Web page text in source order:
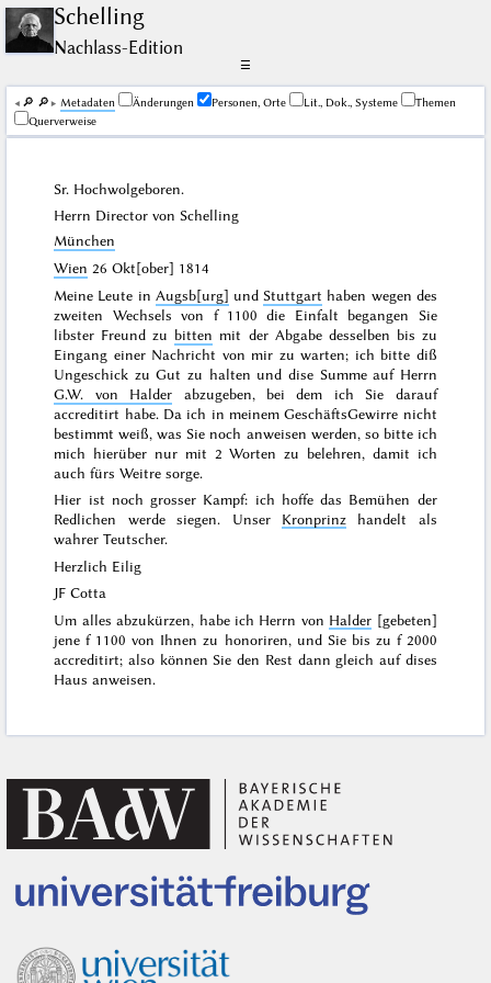
Schelling
Nachlass-Edition
☰
🔎︎ 🔎︎ Me­ta­da­ten Änderungen Personen, Orte Lit., Dok., Systeme
Themen
Querverweise
Sr. Hochwolgeboren.
Herrn Director von Schelling
München
Wien 26 Okt[ober] 1814
Meine Leute in Augsb[urg] undStuttgart haben wegen des
zweiten Wechsels von f 1100 die Einfalt begangen Sie
libster Freund zu bitten mit der Abgabe desselben bis zu
Eingang einer Nachricht von mir zu warten; ich bitte diß
Ungeschick zu Gut zu halten und dise Summe auf Herrn
G.W. von Halder abzugeben, bei dem ich Sie darauf
accreditirt habe. Da ich in meinem GeschäftsGewirre nicht
bestimmt weiß, was Sie noch anweisen werden, so bitte ich
mich hierüber nur mit 2 Worten zu belehren, damit ich
auch fürs Weitre sorge.
Hier ist noch grosser Kampf: ich hoffe das Bemühen der
Redlichen werde siegen. Unser Kronprinzhandelt als
wahrer Teutscher.
Herzlich Eilig
JF Cotta
Um alles abzukürzen, habe ich Herrn von Halder [gebeten]
jene f 1100 von Ihnen zu honoriren, und Sie bis zu f 2000
accreditirt; also können Sie den Rest dann gleich auf dises
Haus anweisen.